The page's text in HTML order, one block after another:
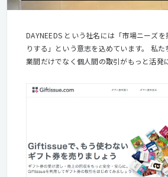
DAYNEEDS という社名には「市場ニーズ
りする」という意志を込めています。 私たちはいまの世の中に企
業間だけでなく個人間の取引がもっと活発
積極的に取り組み、企業活動を通じて「よ